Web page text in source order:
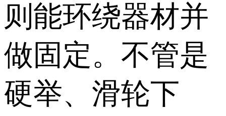
则能环绕器材并
做固定。不管是
硬举、滑轮下